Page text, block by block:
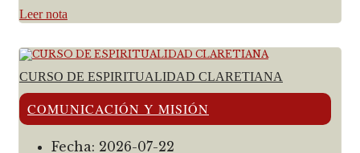
Leer nota
CURSO DE ESPIRITUALIDAD CLARETIANA
COMUNICACIÓN Y MISIÓN
Fecha: 2026-07-22